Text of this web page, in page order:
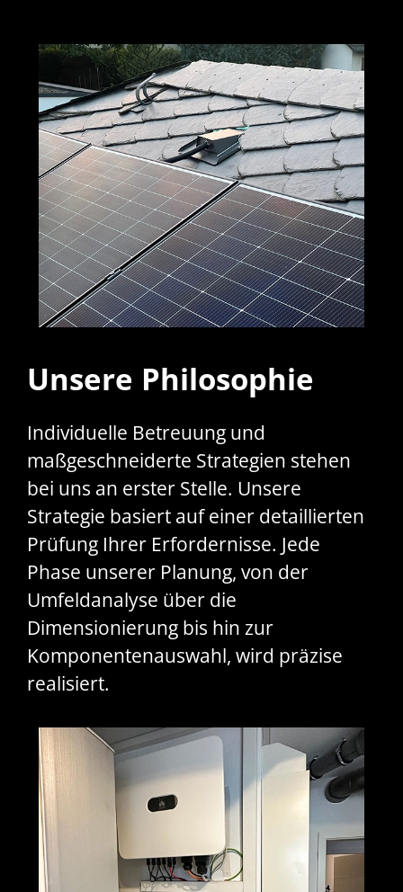
Unsere Philosophie
Individuelle Betreuung und
maßgeschneiderte Strategien stehen
bei uns an erster Stelle. Unsere
Strategie basiert auf einer detaillierten
Prüfung Ihrer Erfordernisse. Jede
Phase unserer Planung, von der
Umfeldanalyse über die
Dimensionierung bis hin zur
Komponentenauswahl, wird präzise
realisiert.